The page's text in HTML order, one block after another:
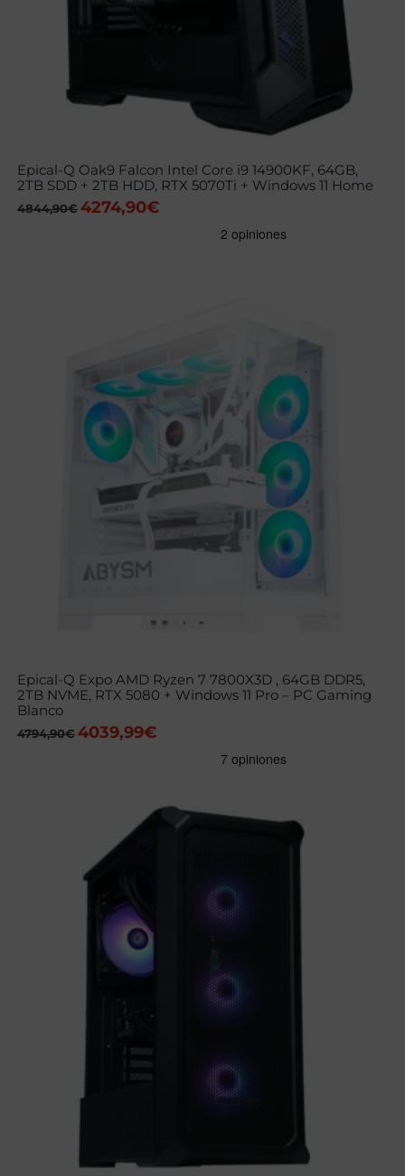
Epical-Q Oak9 Falcon Intel Core i9 14900KF, 64GB,
2TB SDD + 2TB HDD, RTX 5070Ti + Windows 11 Home
4844,90€ El
4274,90€
Epical-Q Expo AMD Ryzen 7 7800X3D , 64GB DDR5,
2TB NVME, RTX 5080 + Windows 11 Pro – PC Gaming
Blanco
4794,90€ El
4039,99€